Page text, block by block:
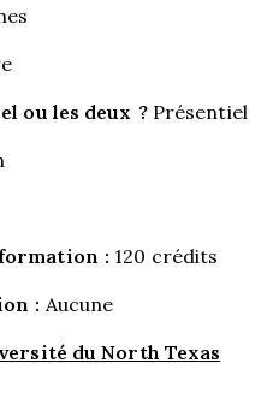
ou les deux ?Présentiel
: 120 crédits
: Aucune
du North Texas